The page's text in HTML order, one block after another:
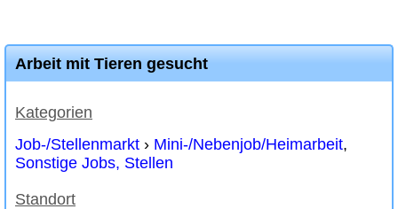
Arbeit mit Tieren gesucht
Kategorien
Job-/Stellenmarkt › Mini-/Nebenjob/Heimarbeit,
Sonstige Jobs, Stellen
Standort